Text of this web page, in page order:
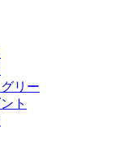
リー
ト